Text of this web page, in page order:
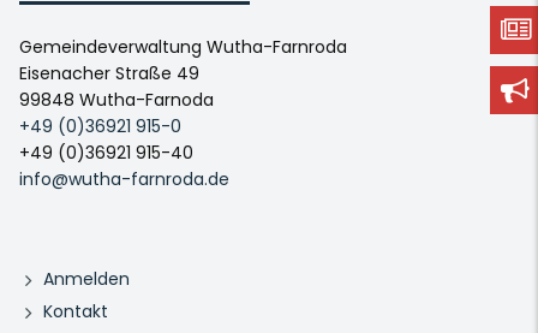
Gemeindeverwaltung Wutha-Farnroda
Eisenacher Straße 49
99848 Wutha-Farnoda
+49 (0)36921 915-0
+49 (0)36921 915-40
info@wutha-farnroda.de
Anmelden
Kontakt